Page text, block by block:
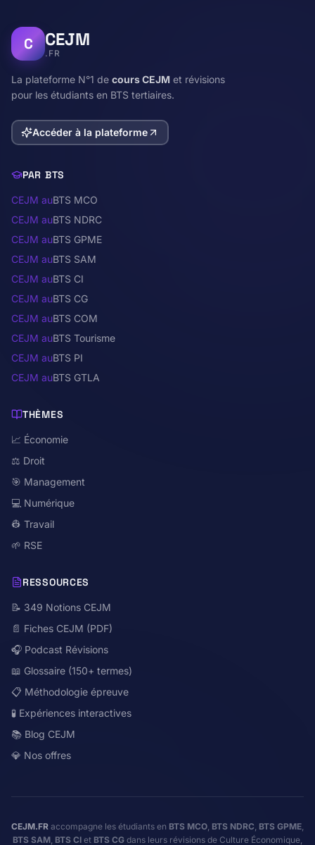
C CEJM
.FR
La plateforme N°1 de cours CEJM et révisions
pour les étudiants en BTS tertiaires.
Accéder à la plateforme
PAR BTS
CEJM auBTS MCO
CEJM auBTS NDRC
CEJM auBTS GPME
CEJM auBTS SAM
CEJM auBTS CI
CEJM auBTS CG
CEJM auBTS COM
CEJM auBTS Tourisme
CEJM auBTS PI
CEJM auBTS GTLA
THÈMES
📈 Économie
⚖️ Droit
🎯 Management
💻 Numérique
👷 Travail
🌱 RSE
RESSOURCES
📝 349 Notions CEJM
📄 Fiches CEJM (PDF)
🎧 Podcast Révisions
📖 Glossaire (150+ termes)
📋 Méthodologie épreuve
🧪 Expériences interactives
📚 Blog CEJM
💎 Nos offres
CEJM.FR accompagne les étudiants en BTS MCO, BTS NDRC, BTS GPME,
BTS SAM, BTS CI et BTS CG dans leurs révisions de Culture Économique,